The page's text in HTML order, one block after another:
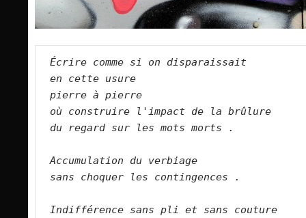
Écrire comme si on disparaissait
en cette usure
pierre à pierre
où construire l'impact de la brûlure
du regard sur les mots morts .
Accumulation du verbiage
sans choquer les contingences .
Indifférence sans pli et sans couture